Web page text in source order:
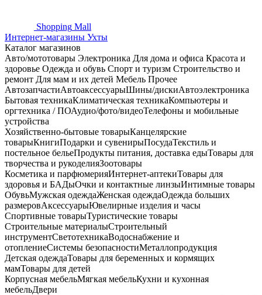
Shopping Mall
Интернет-магазины Ухты
Каталог магазинов
Авто/мототовары Электроника Для дома и офиса Красота и
здоровье Одежда и обувь Спорт и туризм Строительство и
ремонт Для мам и их детей Мебель Прочее
АвтозапчастиАвтоаксессуарыШины/дискиАвтоэлектроника
Бытовая техникаКлиматическая техникаКомпьютеры и
оргтехника / ПОАудио/фото/видеоТелефоны и мобильные
устройства
Хозяйственно-бытовые товарыКанцелярские
товарыКнигиПодарки и сувенирыПосудаТекстиль и
постельное бельеПродукты питания, доставка едыТовары для
творчества и рукоделияЗоотовары
Косметика и парфюмерияИнтернет-аптекиТовары для
здоровья и БАДыОчки и контактные линзыИнтимные товары
ОбувьМужская одеждаЖенская одеждаОдежда больших
размеровАксессуарыЮвелирные изделия и часы
Спортивные товарыТуристические товары
Строительные материалыСтроительный
инструментСветотехникаВодоснабжение и
отоплениеСистемы безопасностиМеталлопродукция
Детская одеждаТовары для беременных и кормящих
мамТовары для детей
Корпусная мебельМягкая мебельКухни и кухонная
мебельДвери